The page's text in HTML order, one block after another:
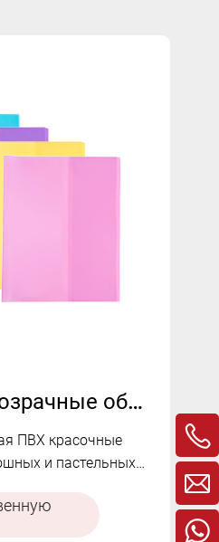
Глянцевые непрозрачные обложки из ПВХ в сплошных и пастельных тонах MFB-1004
ПВХ красочные
и пастельных